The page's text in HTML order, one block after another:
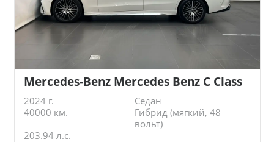
Mercedes-Benz Mercedes Benz C Class
2024 г.
Седан
40000 км.
Гибрид (мягкий, 48
вольт)
203.94 л.с.